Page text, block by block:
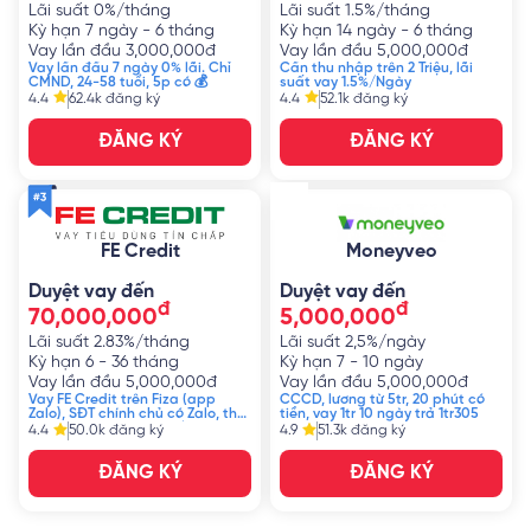
Lãi suất 0%/tháng
Kỳ hạn 7 ngày - 6 tháng
Vay lần đầu 3,000,000đ
Vay lần đầu 7 ngày 0% lãi. Chỉ
CMND, 24-58 tuổi, 5p có 💰
4.4
62.4k đăng ký
ĐĂNG KÝ
Lãi suất 1.5%/tháng
Kỳ hạn 14 ngày - 6 tháng
Vay lần đầu 5,000,000đ
Cần thu nhập trên 2 Triệu, lãi
suất vay 1.5%/Ngày
4.4
52.1k đăng ký
ĐĂNG KÝ
FE Credit
Duyệt vay đến
70,000,000đ
Lãi suất 2.83%/tháng
Kỳ hạn 6 - 36 tháng
Vay lần đầu 5,000,000đ
Vay FE Credit trên Fiza (app
Zalo), SĐT chính chủ có Zalo, thu
nhập từ 7 triệu, CMND/CCCD
4.4 50.0k đăng ký
ĐĂNG KÝ
Moneyveo
Duyệt vay đến
5,000,000đ
Lãi suất 2,5%/ngày
Kỳ hạn 7 - 10 ngày
Vay lần đầu 5,000,000đ
CCCD, lương từ 5tr, 20 phút có
tiền, vay 1tr 10 ngày trả 1tr305
4.9
51.3k đăng ký
ĐĂNG KÝ